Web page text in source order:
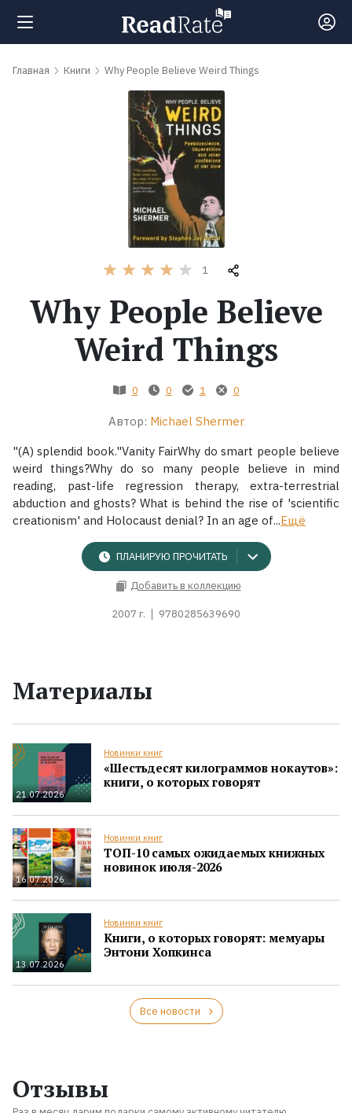
Поиск
книги
Экранизации
Коллекции
Главная Книги Why People Believe Weird Things
1
Why People Believe
Weird Things
0 0 1 0
Автор: Michael Shermer
"(A) splendid book."Vanity FairWhy do smart people believe
weird things?Why do so many people believe in mind
reading, past-life regression therapy, extra-terrestrial
abduction and ghosts? What is behind the rise of 'scientific
creationism' and Holocaust denial? In an age of...Ещё
ПЛАНИРУЮ ПРОЧИТАТЬ
Добавить в коллекцию
2007 г. 9780285639690
Материалы
21.07.2026
Новинки книг
«Шестьдесят килограммов нокаутов»:
книги, о которых говорят
16.07.2026
Новинки книг
ТОП-10 самых ожидаемых книжных
новинок июля-2026
13.07.2026
Новинки книг
Книги, о которых говорят: мемуары
Энтони Хопкинса
Все новости
Отзывы